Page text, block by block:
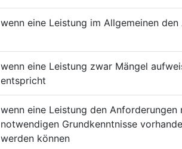
wenn eine Leistung im Allgemeinen
wenn eine Leistung zwar Mängel
entspricht
wenn eine Leistung den
notwendigen Grundkenntnisse
werden können